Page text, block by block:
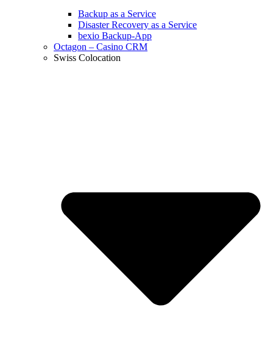
Backup as a Service
Disaster Recovery as a Service
bexio Backup-App
Octagon – Casino CRM
Swiss Colocation